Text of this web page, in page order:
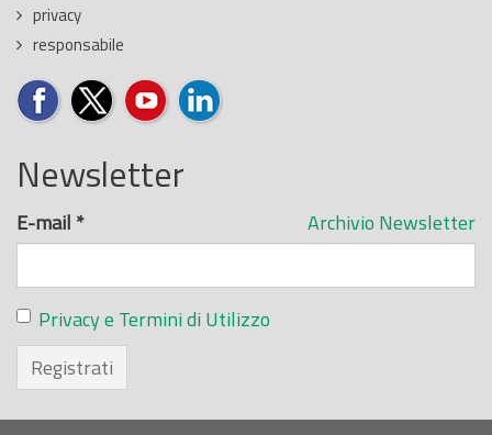
privacy
responsabile
Newsletter
Archivio Newsletter
E-mail *
Privacy e Termini di Utilizzo
Registrati